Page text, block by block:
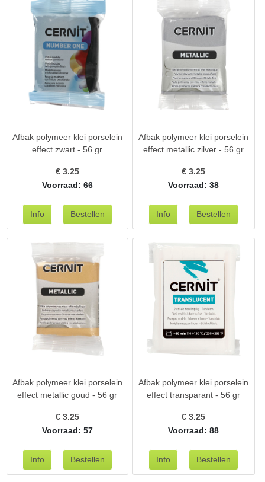
Afbak polymeer klei porselein
effect zwart - 56 gr
€ 3.25
Voorraad: 66
Afbak polymeer klei porselein
effect metallic zilver - 56 gr
€3.25
Voorraad: 38
Afbak polymeer klei porselein
effect metallic goud - 56 gr
€ 3.25
Voorraad: 57
Afbak polymeer klei porselein
effect transparant - 56 gr
€3.25
Voorraad: 88